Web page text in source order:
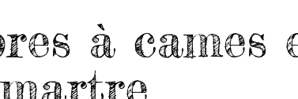
à cames